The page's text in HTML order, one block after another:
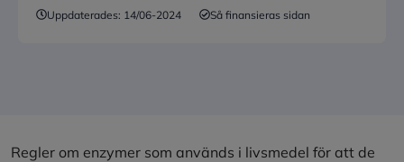
Uppdaterades: 14/06-2024 Så finansieras sidan
Regler om enzymer som används i livsmedel för att de